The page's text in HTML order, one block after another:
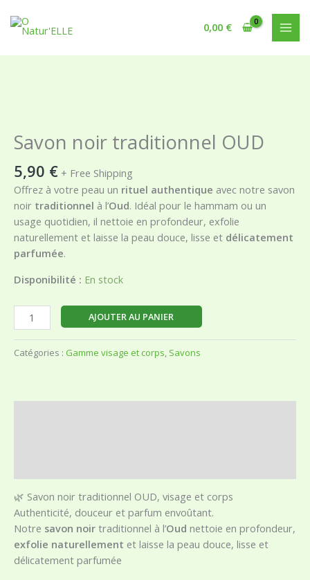
contenu
0,00 €
Savon noir traditionnel OUD
5,90 € + Free Shipping
Offrez à votre peau un rituel authentique avec notre savon
noir traditionnel à l’Oud. Idéal pour le hammam ou un
usage quotidien, il nettoie en profondeur, exfolie
naturellement et laisse la peau douce, lisse et délicatement
parfumée.
Disponibilité : En stock
Savon
noir
traditionnel
OUD
AJOUTER AU PANIER
Catégories : Gamme visage et corps, Savons
🌿 Savon noir traditionnel OUD, visage et corps
Authenticité, douceur et parfum envoûtant.
Notre savon noir traditionnel à l’Oud nettoie en profondeur,
exfolie naturellement et laisse la peau douce, lisse et
délicatement parfumée